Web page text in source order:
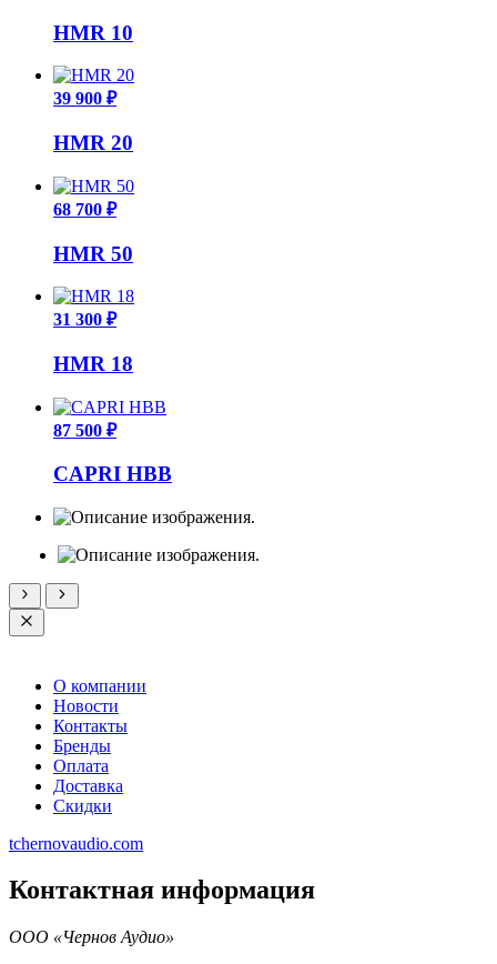
HMR 10
39 900 ₽
HMR 20
68 700 ₽
HMR 50
31 300 ₽
HMR 18
87 500 ₽
CAPRI HBB
О компании
Новости
Контакты
Бренды
Оплата
Доставка
Скидки
tchernovaudio.com
Контактная информация
ООО «Чернов Аудио»